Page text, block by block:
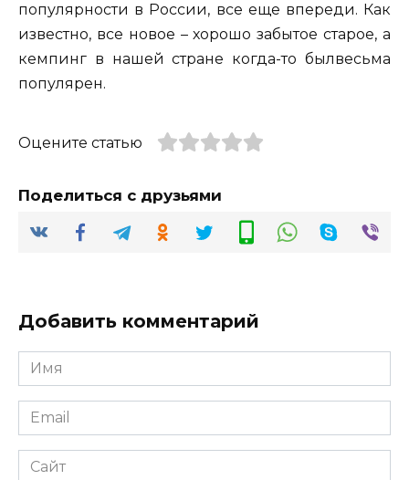
популярности в России, все еще впереди. Как
известно, все новое – хорошо забытое старое, а
кемпинг в нашей стране когда-то былвесьма
популярен.
Оцените статью
Поделиться с друзьями
Добавить комментарий
Имя
*
Email
*
Сайт